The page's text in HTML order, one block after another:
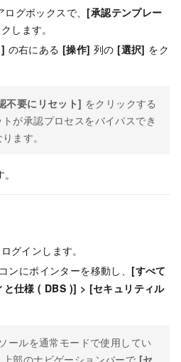
ログボックスで、 [承認テンプレー
します。
の右にある [操作] 列の [選択] をク
不要にリセット] をクリックする
が承認プロセスをバイパスでき
ます。
グインします。
ンにポインターを移動し、 [すべて
と仕様 ( DBS )] > [セキュリティル
ールを通常モードで使用してい
上部のナビゲーションバーで [セ